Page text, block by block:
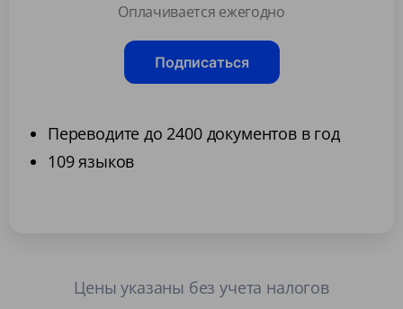
Оплачивается ежегодно
Подписаться
Переводите до 2400 документов в год
109 языков
Цены указаны без учета налогов